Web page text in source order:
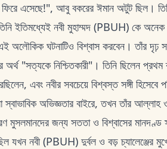
এসেছে!", আবু বকরের ঈমান অটুট ছিল। তিনি
ইতিমধ্যেই নবী মুহাম্মদ (PBUH) কে অনেক
ঘটনাটিও বিশ্বাস করবেন। তাঁর দৃঢ়
অর্থ "সত্যকে নিশ্চিতকারী"। তিনি ছিলেন
এবং নবীর সবচেয়ে বিশ্বস্ত সঙ্গী
অভিজ্ঞতার বাইরে, তখন তাঁর আল্লাহ
মুসলমানদের জন্য সততা ও বিশ্বাসের
যখন নবী (PBUH) দুর্বল ও বড় চ্যালেঞ্জের